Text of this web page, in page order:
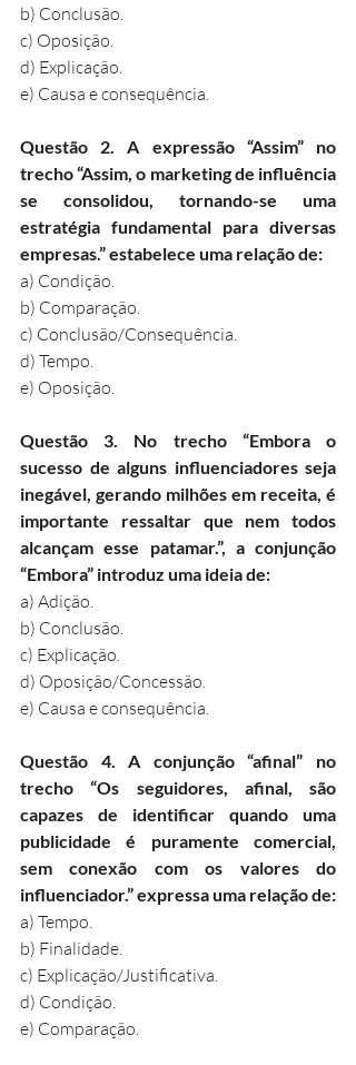
b) Conclusão.
c) Oposição.
d) Explicação.
e) Causa e consequência.
Questão 2. A expressão “Assim” no
trecho “Assim, o marketing de influência
se consolidou, tornando-se uma
estratégia fundamental para diversas
empresas.” estabelece uma relação de:
a) Condição.
b) Comparação.
c) Conclusão/Consequência.
d) Tempo.
e) Oposição.
Questão 3. No trecho “Embora o
sucesso de alguns influenciadores seja
inegável, gerando milhões em receita, é
importante ressaltar que nem todos
alcançam esse patamar.”, a conjunção
“Embora” introduz uma ideia de:
a) Adição.
b) Conclusão.
c) Explicação.
d) Oposição/Concessão.
e) Causa e consequência.
Questão 4. A conjunção “afinal” no
trecho “Os seguidores, afinal, são
capazes de identificar quando uma
publicidade é puramente comercial,
sem conexão com os valores do
influenciador.” expressa uma relação de:
a) Tempo.
b) Finalidade.
c) Explicação/Justificativa.
d) Condição.
e) Comparação.